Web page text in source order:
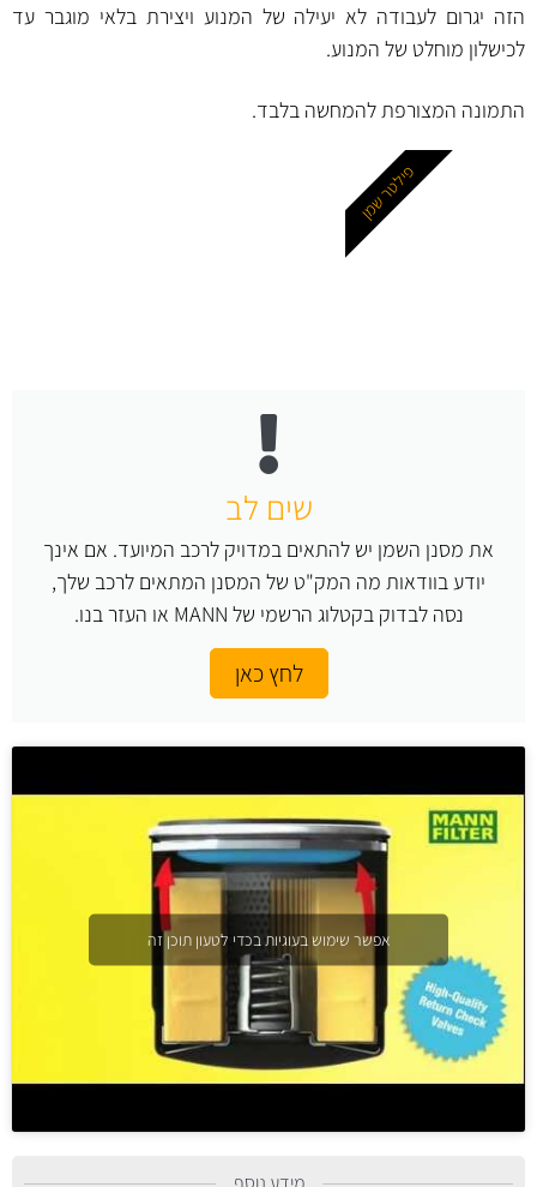
הזה יגרום לעבודה לא יעילה של המנוע ויצירת בלאי מוגבר עד
לכישלון מוחלט של המנוע.
התמונה המצורפת להמחשה בלבד.
שים לב
את מסנן השמן יש להתאים במדויק לרכב המיועד. אם אינך
יודע בוודאות מה המק"ט של המסנן המתאים לרכב שלך,
נסה לבדוק בקטלוג הרשמי של MANN או העזר בנו.
לחץ כאן
פילטר שמן
אפשר שימוש בעוגיות בכדי לטעון תוכן זה